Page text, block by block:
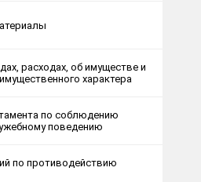
расходах, об имуществе и
характера
по соблюдению
поведению
по противодействию